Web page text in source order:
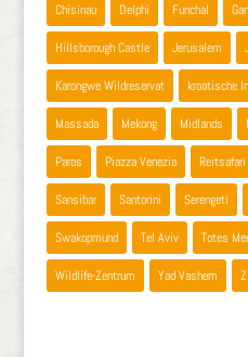
Chisinau Delphi Funchal
Hillsborough Castle Jerusalem
Karongwe Wildreservat kroatische
Massada Mekong Midlands
Paros Piazza Venezia Reitsafari
Sansibar Santorini Serengeti
Swakopmund Tel Aviv Totes
Wildlife-Zentrum Yad Vashem